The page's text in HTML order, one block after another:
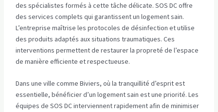
des spécialistes formés à cette tâche délicate. SOS DC offre
des services complets qui garantissent un logement sain.
L’entreprise maîtrise les protocoles de désinfection et utilise
des produits adaptés aux situations traumatiques. Ces
interventions permettent de restaurer la propreté de l’espace
de manière efficiente et respectueuse.
Dans une ville comme Biviers, où la tranquillité d’esprit est
essentielle, bénéficier d’un logement sain est une priorité. Les
équipes de SOS DC interviennent rapidement afin de minimiser